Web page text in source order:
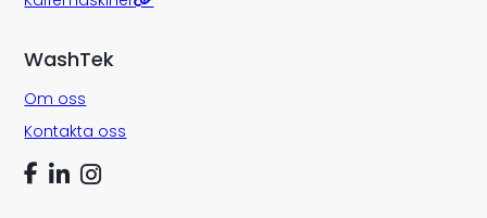
WashTek
Om oss
Kontakta oss